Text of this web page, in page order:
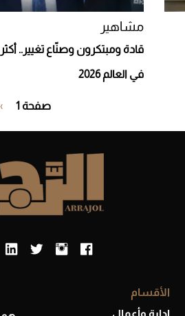
مشاهير
قادة ومبتكرون وصنّاع تغيير..
في العالم 2026
صفحة 1
الأقسام
إدارة وأعمال